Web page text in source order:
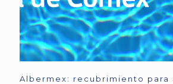
Albermex: recubrimiento para